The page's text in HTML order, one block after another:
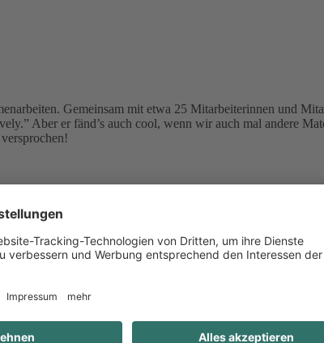
Gemeinsam mit etwa 25 Mitarbeiterinnen und
Aber er fänd’s auch cool, wenn wir auch mal andere
Welle: “Sustainability means: Caring for the planet,